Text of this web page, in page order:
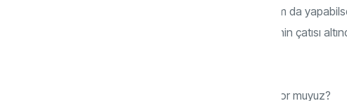
Tatili planlarken “Keşke annem ve babam da
olsanız bile zihniniz hâlâ anne-baba evinin çatısı
Gerçekten ayrıldığımız yerden ayrışabiliyor muyuz?